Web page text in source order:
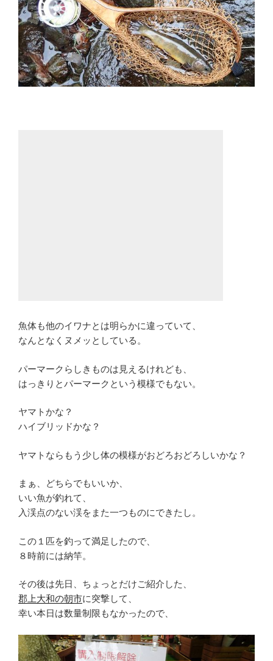
魚体も他のイワナとは明らかに違っていて、
なんとなくヌメッとしている。
パーマークらしきものは見えるけれども、
はっきりとパーマークという模様でもない。
ヤマトかな？
ハイブリッドかな？
ヤマトならもう少し体の模様がおどろおどろしいかな？
まぁ、どちらでもいいか、
いい魚が釣れて、
入渓点のない渓をまた一つものにできたし。
この１匹を釣って満足したので、
８時前には納竿。
その後は先日、ちょっとだけご紹介した、
郡上大和の朝市に突撃して、
幸い本日は数量制限もなかったので、